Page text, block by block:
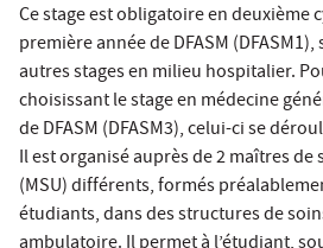
Ce stage est obligatoire en deuxième
première année de DFASM
autres stages en milieu hospitalier.
choisissant le stage en médecine
de DFASM (DFASM3), celui-ci se
Il est organisé auprès de 2 maîtres de
(MSU) différents, formés
étudiants, dans des structures de